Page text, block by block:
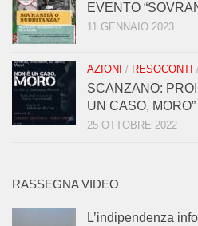
EVENTO
11 GENNAIO 2023
AZIONI / RESOCONTI
SCANZANO:
UN CASO, MORO”
25 OTTOBRE 2022
RASSEGNA VIDEO
L’indipendenza